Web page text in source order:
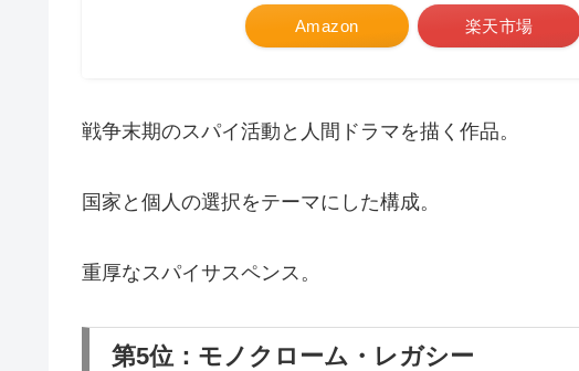
Amazon 楽天市場
戦争末期のスパイ活動と人間ドラマを描く作品。
国家と個人の選択をテーマにした構成。
重厚なスパイサスペンス。
第5位：モノクローム・レガシー